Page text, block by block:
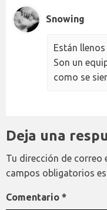
Snowing
Están
Son un
como se
Deja una
Tu dirección de correo
campos obligatorios
Comentario *